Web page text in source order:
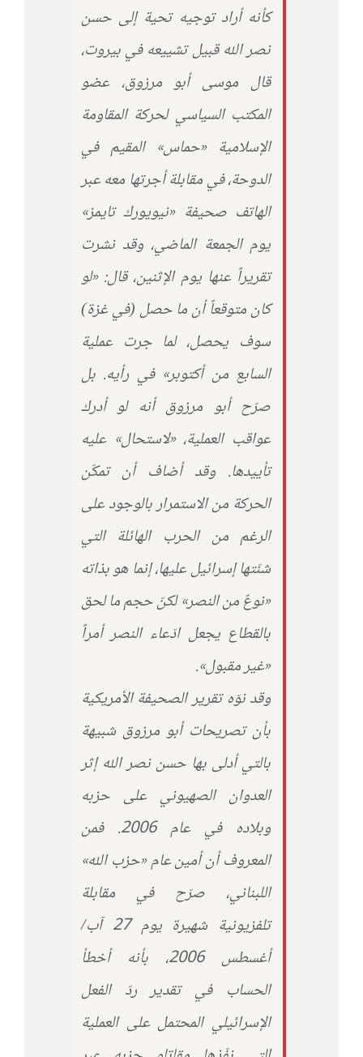
كأنه أراد توجيه تحية إلى حسن
نصر الله قبيل تشييعه في بيروت،
قال موسى أبو مرزوق، عضو
المكتب السياسي لحركة المقاومة
الإسلامية «حماس» المقيم في
الدوحة، في مقابلة أجرتها معه عبر
الهاتف صحيفة «نيويورك تايمز»
يوم الجمعة الماضي، وقد نشرت
تقريراً عنها يوم الإثنين، قال: «لو
كان متوقعاً أن ما حصل (في غزة)
سوف يحصل، لما جرت عملية
السابع من أكتوبر» في رأيه. بل
صرّح أبو مرزوق أنه لو أدرك
عواقب العملية، «لاستحال» عليه
تأييدها. وقد أضاف أن تمكّن
الحركة من الاستمرار بالوجود على
الرغم من الحرب الهائلة التي
شنّتها إسرائيل عليها، إنما هو بذاته
«نوعٌ من النصر» لكنّ حجم ما لحق
بالقطاع يجعل ادّعاء النصر أمراً
«غير مقبول».
وقد نوّه تقرير الصحيفة الأمريكية
بأن تصريحات أبو مرزوق شبيهة
بالتي أدلى بها حسن نصر الله إثر
العدوان الصهيوني على حزبه
وبلاده في عام 2006. فمن
المعروف أن أمين عام «حزب الله»
اللبناني، صرّح في مقابلة
تلفزيونية شهيرة يوم 27 آب/
أغسطس 2006، بأنه أخطأ
الحساب في تقدير ردّ الفعل
الإسرائيلي المحتمل على العملية